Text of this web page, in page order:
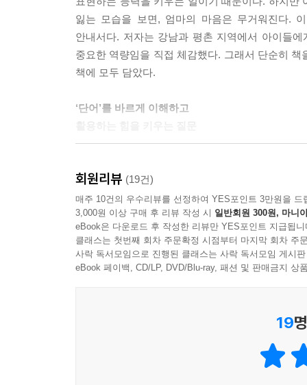
잃는 모습을 보면, 엄마의 마음은 무거워진다.
안내서다. 저자는 강남과 평촌 지역에서 아이들
중요한 역량임을 직접 체감했다. 그래서 단순히
책에 모두 담았다.
‘단어’를 바르게 이해하고
독서의 흐름이 끊기는 모습을 자주 목격했다. 이처
저거, 그거” 같은 표현만 반복한다면, “어떤 거
그럼에도 아이가 단어를 찾지 못할 때는, “아, 투호
글을 하나의 ‘장면’으로
기억하게 돕는 질문
오래도록 머릿속에 남는다. 예를 들어 “아이가
등장인물과 친구가 되고 싶어?”, “그 장면에 들어
회원리뷰 (19건)
매주 10건의 우수리뷰를 선정하여 YES포인트 3만원을 드
3,000원 이상 구매 후 리뷰 작성 시 일반회원 300원, 마니
eBook은 다운로드 후 작성한 리뷰만 YES포인트 지급됩니
클래스는 첫번째 회차 주문확정 시점부터 마지막 회차 주
사락 독서모임으로 진행된 클래스는 사락 독서모임 게시
eBook 페이백, CD/LP, DVD/Blu-ray, 패션 및 판매금지 상
19